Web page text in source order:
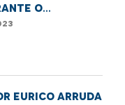
o
24h das
Eurico Arruda